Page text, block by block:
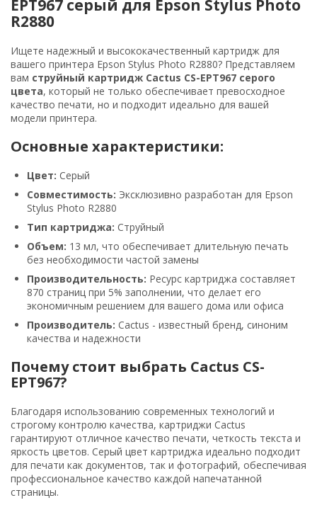
EPT967 серый для Epson Stylus Photo
R2880
Ищете надежный и высококачественный картридж для
вашего принтера Epson Stylus Photo R2880? Представляем
вам струйный картридж Cactus CS-EPT967 серого
цвета, который не только обеспечивает превосходное
качество печати, но и подходит идеально для вашей
модели принтера.
Основные характеристики:
Цвет: Серый
Совместимость: Эксклюзивно разработан для Epson
Stylus Photo R2880
Тип картриджа: Струйный
Объем: 13 мл, что обеспечивает длительную печать
без необходимости частой замены
Производительность: Ресурс картриджа составляет
870 страниц при 5% заполнении, что делает его
экономичным решением для вашего дома или офиса
Производитель: Cactus - известный бренд, синоним
качества и надежности
Почему стоит выбрать Cactus CS-
EPT967?
Благодаря использованию современных технологий и
строгому контролю качества, картриджи Cactus
гарантируют отличное качество печати, четкость текста и
яркость цветов. Серый цвет картриджа идеально подходит
для печати как документов, так и фотографий, обеспечивая
профессиональное качество каждой напечатанной
страницы.